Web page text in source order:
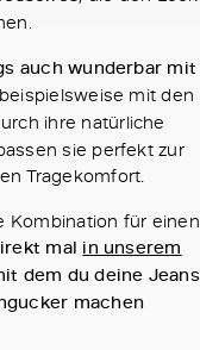
auch wunderbar mit
mit den
ihre natürliche
sie perfekt zur
Tragekomfort.
Kombination für einen
mal in unserem
dem du deine Jeans
machen